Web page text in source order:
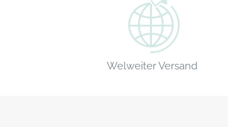
Welweiter Versand